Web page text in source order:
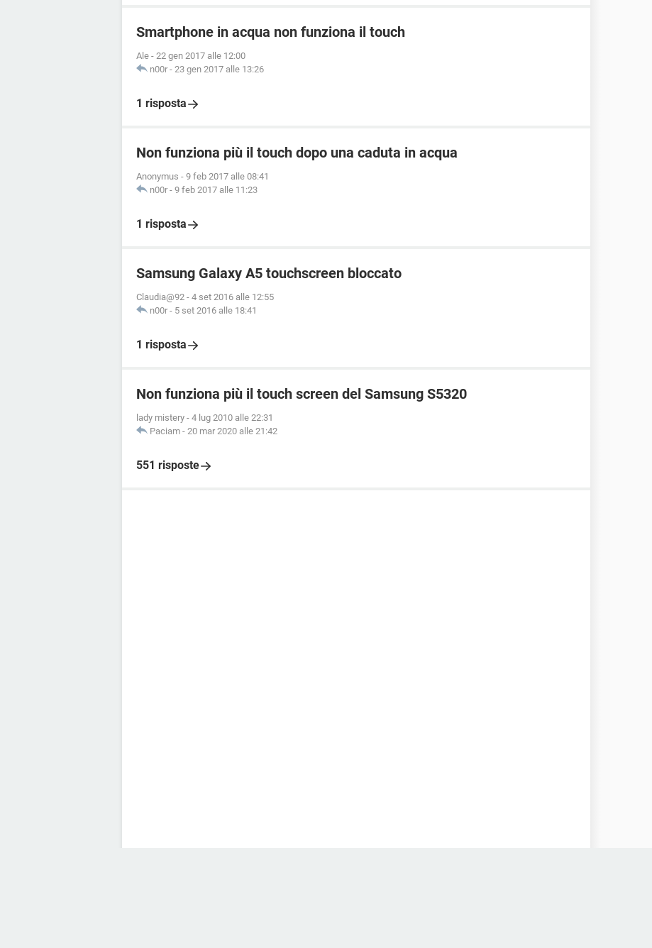
Smartphone in acqua non funziona il touch
Ale - 22 gen 2017 alle 12:00
n00r - 23 gen 2017 alle 13:26
1 risposta
Non funziona più il touch dopo una caduta in acqua
Anonymus - 9 feb 2017 alle 08:41
n00r - 9 feb 2017 alle 11:23
1 risposta
Samsung Galaxy A5 touchscreen bloccato
Claudia@92 - 4 set 2016 alle 12:55
n00r - 5 set 2016 alle 18:41
1 risposta
Non funziona più il touch screen del Samsung S5320
lady mistery - 4 lug 2010 alle 22:31
Paciam - 20 mar 2020 alle 21:42
551 risposte